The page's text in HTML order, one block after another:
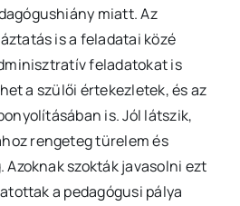
miatt. Az
is a feladatai közé
feladatokat is
a szülői értekezletek, és az
is. Jól látszik,
rengeteg türelem és
Azoknak szokták javasolni ezt
a pedagógusi pálya